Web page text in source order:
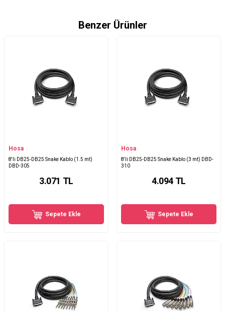
Benzer Ürünler
Hosa
8'li DB25-DB25 Snake Kablo (1.5 mt)
DBD-305
3.071 TL
Sepete Ekle
Hosa
8'li DB25-DB25 Snake Kablo (3 mt) DBD-
310
4.094 TL
Sepete Ekle